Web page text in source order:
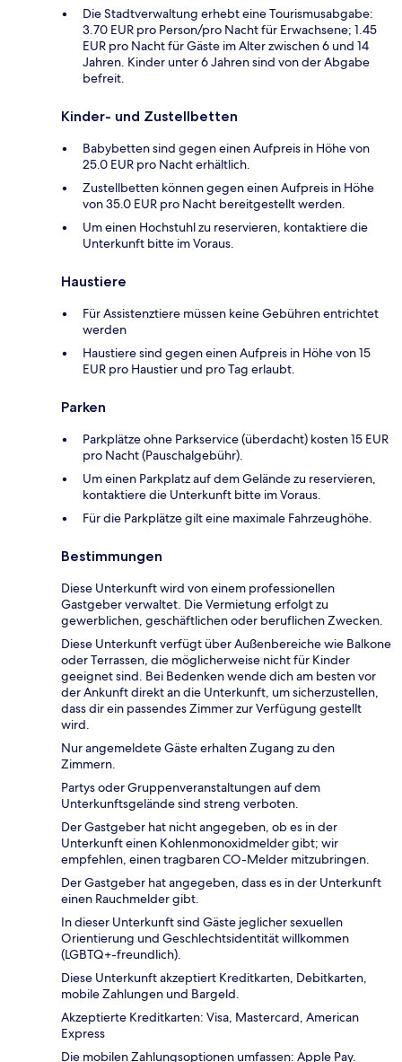
Die Stadtverwaltung erhebt eine Tourismusabgabe:
3.70 EUR pro Person/pro Nacht für Erwachsene; 1.45
EUR pro Nacht für Gäste im Alter zwischen 6 und 14
Jahren. Kinder unter 6 Jahren sind von der Abgabe
befreit.
Kinder- und Zustellbetten
Babybetten sind gegen einen Aufpreis in Höhe von
25.0 EUR pro Nacht erhältlich.
Zustellbetten können gegen einen Aufpreis in Höhe
von 35.0 EUR pro Nacht bereitgestellt werden.
Um einen Hochstuhl zu reservieren, kontaktiere die
Unterkunft bitte im Voraus.
Haustiere
Für Assistenztiere müssen keine Gebühren entrichtet
werden
Haustiere sind gegen einen Aufpreis in Höhe von 15
EUR pro Haustier und pro Tag erlaubt.
Parken
Parkplätze ohne Parkservice (überdacht) kosten 15 EUR
pro Nacht (Pauschalgebühr).
Um einen Parkplatz auf dem Gelände zu reservieren,
kontaktiere die Unterkunft bitte im Voraus.
Für die Parkplätze gilt eine maximale Fahrzeughöhe.
Bestimmungen
Diese Unterkunft wird von einem professionellen
Gastgeber verwaltet. Die Vermietung erfolgt zu
gewerblichen, geschäftlichen oder beruflichen Zwecken.
Diese Unterkunft verfügt über Außenbereiche wie Balkone
oder Terrassen, die möglicherweise nicht für Kinder
geeignet sind. Bei Bedenken wende dich am besten vor
der Ankunft direkt an die Unterkunft, um sicherzustellen,
dass dir ein passendes Zimmer zur Verfügung gestellt
wird.
Nur angemeldete Gäste erhalten Zugang zu den
Zimmern.
Partys oder Gruppenveranstaltungen auf dem
Unterkunftsgelände sind streng verboten.
Der Gastgeber hat nicht angegeben, ob es in der
Unterkunft einen Kohlenmonoxidmelder gibt; wir
empfehlen, einen tragbaren CO-Melder mitzubringen.
Der Gastgeber hat angegeben, dass es in der Unterkunft
einen Rauchmelder gibt.
In dieser Unterkunft sind Gäste jeglicher sexuellen
Orientierung und Geschlechtsidentität willkommen
(LGBTQ+-freundlich).
Diese Unterkunft akzeptiert Kreditkarten, Debitkarten,
mobile Zahlungen und Bargeld.
Akzeptierte Kreditkarten: Visa, Mastercard, American
Express
Die mobilen Zahlungsoptionen umfassen: Apple Pay.